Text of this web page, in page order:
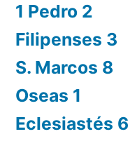
1 Pedro 2
Filipenses 3
S. Marcos 8
Oseas 1
Eclesiastés 6